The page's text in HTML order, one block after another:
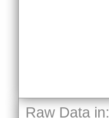
Raw Data in: